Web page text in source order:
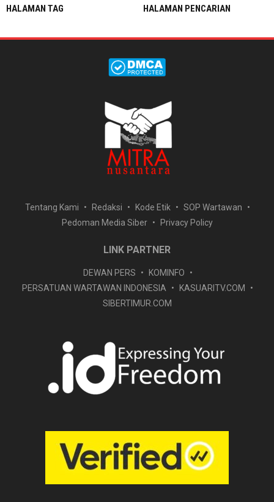
HALAMAN TAG
HALAMAN PENCARIAN
Tentang Kami Redaksi Kode Etik
SOP Wartawan
Pedoman Media Siber
Privacy Policy
LINK PARTNER
DEWAN PERS
KOMINFO
PERSATUAN WARTAWAN INDONESIA
KASUARITV.COM
SIBERTIMUR.COM